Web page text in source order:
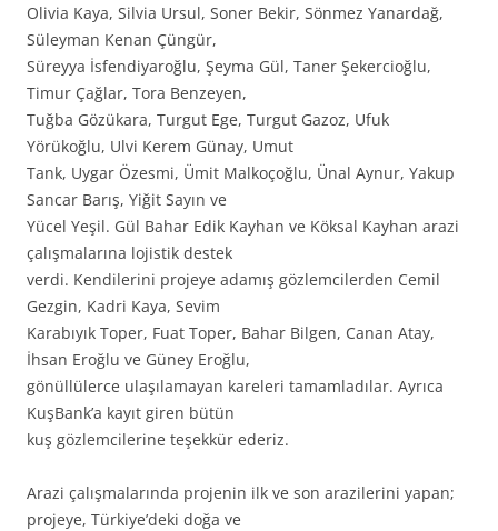
Olivia Kaya, Silvia Ursul, Soner Bekir, Sönmez Yanardağ,
Süleyman Kenan Çüngür,
Süreyya İsfendiyaroğlu, Şeyma Gül, Taner Şekercioğlu,
Timur Çağlar, Tora Benzeyen,
Tuğba Gözükara, Turgut Ege, Turgut Gazoz, Ufuk
Yörükoğlu, Ulvi Kerem Günay, Umut
Tank, Uygar Özesmi, Ümit Malkoçoğlu, Ünal Aynur, Yakup
Sancar Barış, Yiğit Sayın ve
Yücel Yeşil. Gül Bahar Edik Kayhan ve Köksal Kayhan arazi
çalışmalarına lojistik destek
verdi. Kendilerini projeye adamış gözlemcilerden Cemil
Gezgin, Kadri Kaya, Sevim
Karabıyık Toper, Fuat Toper, Bahar Bilgen, Canan Atay,
İhsan Eroğlu ve Güney Eroğlu,
gönüllülerce ulaşılamayan kareleri tamamladılar. Ayrıca
KuşBank’a kayıt giren bütün
kuş gözlemcilerine teşekkür ederiz.
Arazi çalışmalarında projenin ilk ve son arazilerini yapan;
projeye, Türkiye’deki doğa ve